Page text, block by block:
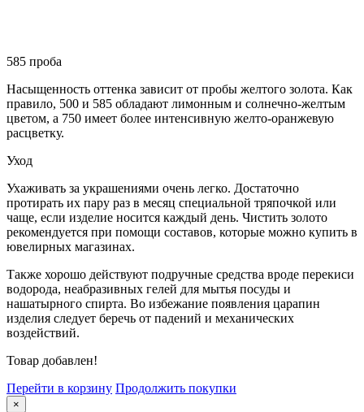
585 проба
Насыщенность оттенка зависит от пробы желтого золота. Как
правило, 500 и 585 обладают лимонным и солнечно-желтым
цветом, а 750 имеет более интенсивную желто-оранжевую
расцветку.
Уход
Ухаживать за украшениями очень легко. Достаточно
протирать их пару раз в месяц специальной тряпочкой или
чаще, если изделие носится каждый день. Чистить золото
рекомендуется при помощи составов, которые можно купить в
ювелирных магазинах.
Также хорошо действуют подручные средства вроде перекиси
водорода, неабразивных гелей для мытья посуды и
нашатырного спирта. Во избежание появления царапин
изделия следует беречь от падений и механических
воздействий.
Товар добавлен!
Перейти в корзину Продолжить покупки
×